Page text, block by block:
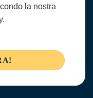
la nostra
.